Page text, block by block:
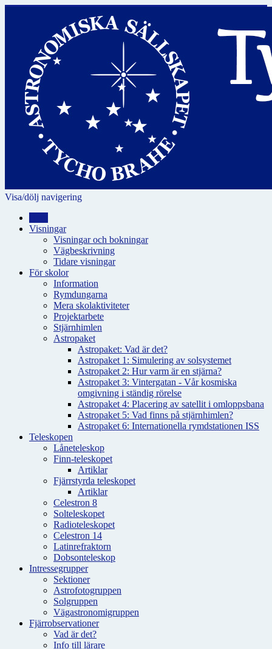
Visa/dölj navigering
Visningar
Visningar och bokningar
Vägbeskrivning
Tidare visningar
För skolor
Information
Rymdungarna
Mera skolaktiviteter
Projektarbete
Stjärnhimlen
Astropaket
Astropaket: Vad är det?
Astropaket 1: Simulering av solsystemet
Astropaket 2: Hur varm är en stjärna?
Astropaket 3: Vintergatan - Vår kosmiska
omgivning i ständig rörelse
Astropaket 4: Placering av satellit i omloppsbana
Astropaket 5: Vad finns på stjärnhimlen?
Astropaket 6: Internationella rymdstationen ISS
Teleskopen
Låneteleskop
Finn-teleskopet
Artiklar
Fjärrstyrda teleskopet
Artiklar
Celestron 8
Solteleskopet
Radioteleskopet
Celestron 14
Latinrefraktorn
Dobsonteleskop
Intressegrupper
Sektioner
Astrofotogruppen
Solgruppen
Vägastronomigruppen
Fjärrobservationer
Vad är det?
Info till lärare